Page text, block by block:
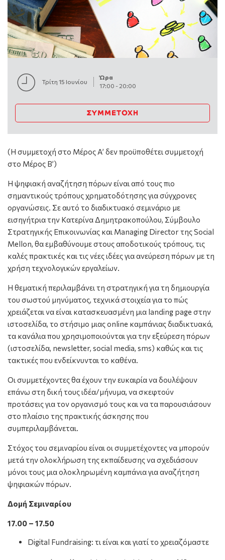
Τρίτη 15 Ιουνίου
Ώρα
17:00 -20:00
ΣΥΜΜΕΤΟΧΉ
(Η συμμετοχή στο Μέρος Α’ δεν προϋποθέτει συμμετοχή
στο Μέρος Β’)
Η ψηφιακή αναζήτηση πόρων είναι από τους πιο
σημαντικούς τρόπους χρηματοδότησης για σύγχρονες
οργανώσεις. Σε αυτό το διαδικτυακό σεμινάριο με
εισηγήτρια την Κατερίνα Δημητρακοπούλου, Σύμβουλο
Στρατηγικής Επικοινωνίας και Managing Director της Social
Mellon, θα εμβαθύνουμε στους αποδοτικούς τρόπους, τις
καλές πρακτικές και τις νέες ιδέες για ανεύρεση πόρων με τη
χρήση τεχνολογικών εργαλείων.
Η θεματική περιλαμβάνει τη στρατηγική για τη δημιουργία
του σωστού μηνύματος, τεχνικά στοιχεία για το πώς
χρειάζεται να είναι κατασκευασμένη μια landing page στην
ιστοσελίδα, το στήσιμο μιας online καμπάνιας διαδικτυακά,
τα κανάλια που χρησιμοποιούνται για την εξεύρεση πόρων
(ιστοσελίδα, newsletter, social media, sms) καθώς και τις
τακτικές που ενδείκνυνται το καθένα.
Οι συμμετέχοντες θα έχουν την ευκαιρία να δουλέψουν
επάνω στη δική τους ιδέα/μήνυμα, να σκεφτούν
προτάσεις για τον οργανισμό τους και να τα παρουσιάσουν
στο πλαίσιο της πρακτικής άσκησης που
συμπεριλαμβάνεται.
Στόχος του σεμιναρίου είναι οι συμμετέχοντες να μπορούν
μετά την ολοκλήρωση της εκπαίδευσης να σχεδιάσουν
μόνοι τους μια ολοκληρωμένη καμπάνια για αναζήτηση
ψηφιακών πόρων.
Δομή Σεμιναρίου
17.00 – 17.50
Digital Fundraising: τι είναι και γιατί το χρειαζόμαστε